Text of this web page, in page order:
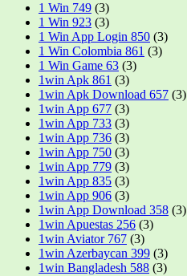
1 Win 749 (3)
1 Win 923 (3)
1 Win App Login 850 (3)
1 Win Colombia 861 (3)
1 Win Game 63 (3)
1win Apk 861 (3)
1win Apk Download 657 (3)
1win App 677 (3)
1win App 733 (3)
1win App 736 (3)
1win App 750 (3)
1win App 779 (3)
1win App 835 (3)
1win App 906 (3)
1win App Download 358 (3)
1win Apuestas 256 (3)
1win Aviator 767 (3)
1win Azerbaycan 399 (3)
1win Bangladesh 588 (3)